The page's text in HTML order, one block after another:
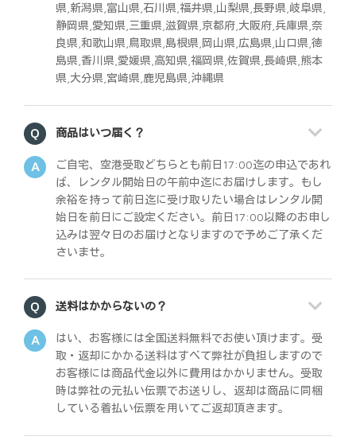
県,新潟県,富山県,石川県,福井県,山梨県,長野県,岐阜県,
静岡県,愛知県,三重県,滋賀県,京都府,大阪府,兵庫県,奈
良県,和歌山県,鳥取県,島根県,岡山県,広島県,山口県,徳
島県,香川県,愛媛県,高知県,福岡県,佐賀県,長崎県,熊本
県,大分県,宮崎県,鹿児島県,沖縄県
商品はいつ届く？
ご自宅、空港受取どちらとも前日17:00迄の申込であれ
ば、レンタル開始日の午前中迄にお届けします。もし
余裕を持って前日迄に受け取りたい場合はレンタル開
始日を前日にご設定ください。前日17:00以降のお申し
込みは翌々日のお届けとなりますので予めご了承くだ
さいませ。
送料はかからないの？
はい、お客様には全国送料無料でお使い頂けます。受
取・返却にかかる送料はすべて弊社が負担しますので
お客様には商品代金以外に費用はかかりません。受取
時は弊社の元払い伝票でお送りし、返却は商品に同梱
している着払い伝票を用いてご返却頂きます。